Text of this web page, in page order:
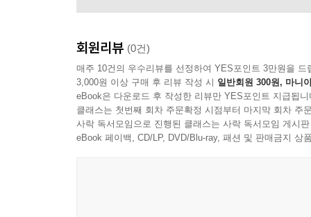
회원리뷰 (0건)
매주 10건의 우수리뷰를 선정하여 YES포인트 3만원을 드
3,000원 이상 구매 후 리뷰 작성 시 일반회원 300원, 마니
eBook은 다운로드 후 작성한 리뷰만 YES포인트 지급됩니
클래스는 첫번째 회차 주문확정 시점부터 마지막 회차 주
사락 독서모임으로 진행된 클래스는 사락 독서모임 게시
eBook 페이백, CD/LP, DVD/Blu-ray, 패션 및 판매금지 상